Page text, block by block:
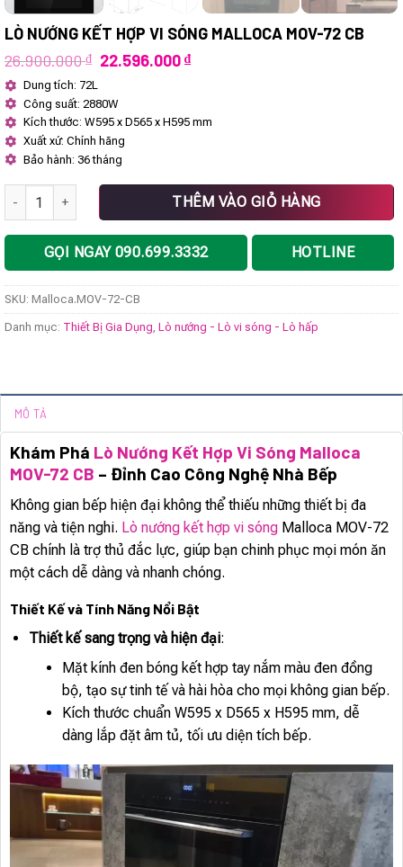
LÒ NƯỚNG KẾT HỢP VI SÓNG MALLOCA MOV-72 CB
26.900.000₫ Giá
26.900.000 ₫.
22.596.000₫Giá
22.596.000 ₫.
Dung tích: 72L
Công suất: 2880W
Kích thước: W595 x D565 x H595 mm
Xuất xứ: Chính hãng
Bảo hành: 36 tháng
Lò nướng kết hợp vi sóng Malloca MOV-72 CB số lượng
THÊM VÀO GIỎ HÀNG
GỌI NGAY 090.699.3332 HOTLINE
SKU: Malloca.MOV-72-CB
Danh mục: Thiết Bị Gia Dụng, Lò nướng - Lò vi sóng - Lò hấp
MÔ TẢ
Khám Phá Lò Nướng Kết Hợp Vi Sóng Malloca
MOV-72 CB – Đỉnh Cao Công Nghệ Nhà Bếp
Không gian bếp hiện đại không thể thiếu những thiết bị đa
năng và tiện nghi. Lò nướng kết hợp vi sóng Malloca MOV-72
CB chính là trợ thủ đắc lực, giúp bạn chinh phục mọi món ăn
một cách dễ dàng và nhanh chóng.
Thiết Kế và Tính Năng Nổi Bật
Thiết kế sang trọng và hiện đại:
Mặt kính đen bóng kết hợp tay nắm màu đen đồng
bộ, tạo sự tinh tế và hài hòa cho mọi không gian bếp.
Kích thước chuẩn W595 x D565 x H595 mm, dễ
dàng lắp đặt âm tủ, tối ưu diện tích bếp.